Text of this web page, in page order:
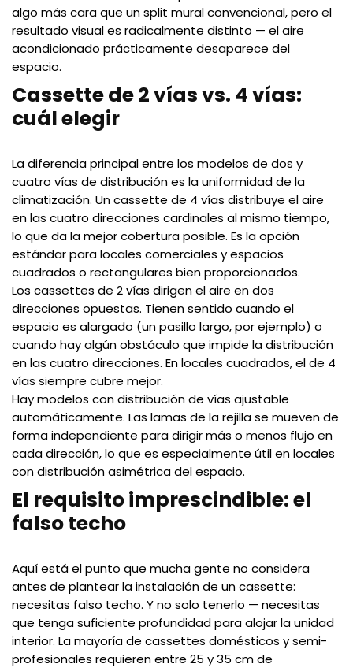
algo más cara que un split mural convencional, pero el
resultado visual es radicalmente distinto — el aire
acondicionado prácticamente desaparece del
espacio.
Cassette de 2 vías vs. 4 vías:
cuál elegir
La diferencia principal entre los modelos de dos y
cuatro vías de distribución es la uniformidad de la
climatización. Un cassette de 4 vías distribuye el aire
en las cuatro direcciones cardinales al mismo tiempo,
lo que da la mejor cobertura posible. Es la opción
estándar para locales comerciales y espacios
cuadrados o rectangulares bien proporcionados.
Los cassettes de 2 vías dirigen el aire en dos
direcciones opuestas. Tienen sentido cuando el
espacio es alargado (un pasillo largo, por ejemplo) o
cuando hay algún obstáculo que impide la distribución
en las cuatro direcciones. En locales cuadrados, el de 4
vías siempre cubre mejor.
Hay modelos con distribución de vías ajustable
automáticamente. Las lamas de la rejilla se mueven de
forma independiente para dirigir más o menos flujo en
cada dirección, lo que es especialmente útil en locales
con distribución asimétrica del espacio.
El requisito imprescindible: el
falso techo
Aquí está el punto que mucha gente no considera
antes de plantear la instalación de un cassette:
necesitas falso techo. Y no solo tenerlo — necesitas
que tenga suficiente profundidad para alojar la unidad
interior. La mayoría de cassettes domésticos y semi-
profesionales requieren entre 25 y 35 cm de